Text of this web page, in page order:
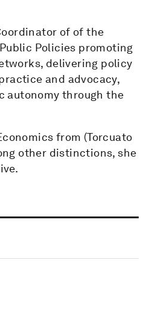
of of the
Policies promoting
delivering policy
and advocacy,
autonomy through the
from (Torcuato
other distinctions, she